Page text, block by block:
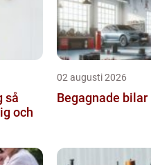
och
02 augusti 2026
Begagnade bilar